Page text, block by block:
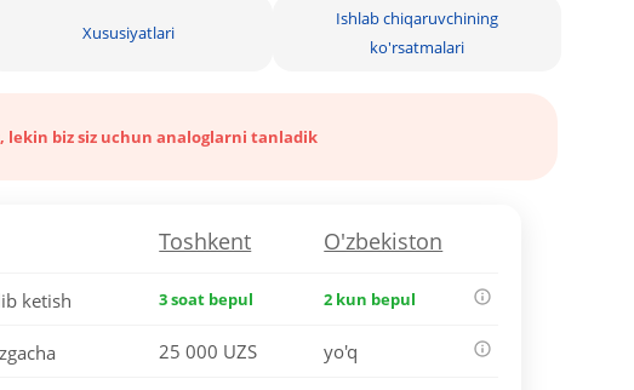
Xususiyatlari
Ishlab chiqaruvchining
ko'rsatmalari
lekin biz siz uchun analoglarni tanladik
Toshkent O'zbekiston
ketish 3 soat bepul 2 kun bepul
25 000 UZS yo'q